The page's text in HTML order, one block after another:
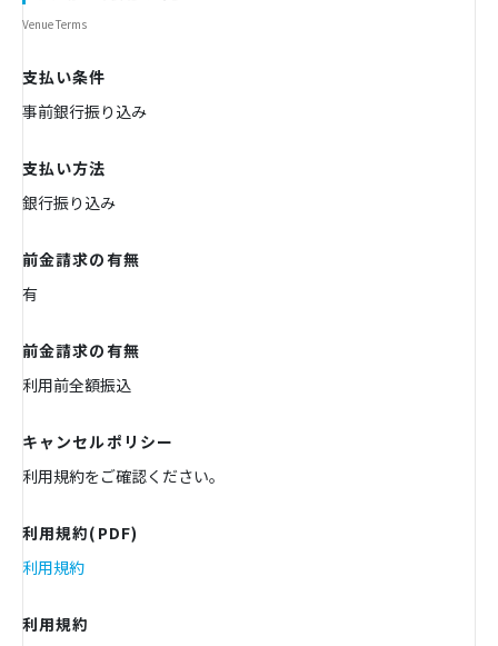
Venue Terms
支払い条件
事前銀行振り込み
支払い方法
銀行振り込み
前金請求の有無
有
前金請求の有無
利用前全額振込
キャンセルポリシー
利用規約をご確認ください。
利用規約(PDF)
利用規約
利用規約